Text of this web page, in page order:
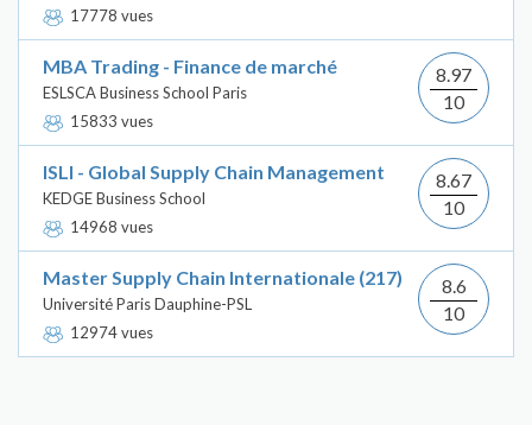
17778 vues
MBA Trading - Finance de marché
ESLSCA Business School Paris
15833 vues
8.97
10
ISLI - Global Supply Chain Management
KEDGE Business School
14968 vues
8.67
10
Master Supply Chain Internationale (217)
Université Paris Dauphine-PSL
12974 vues
8.6
10